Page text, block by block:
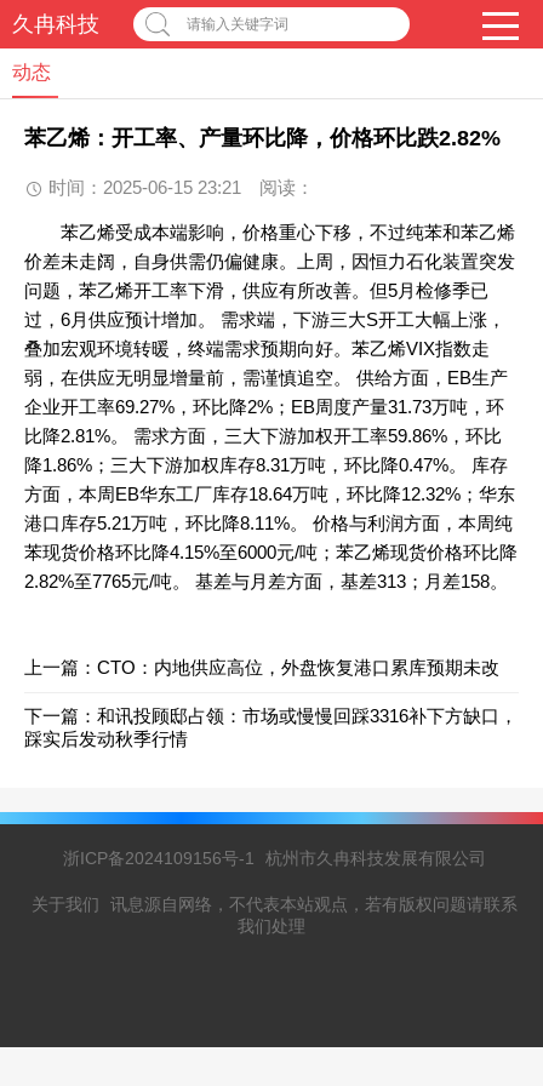
久冉科技 请输入关键字词
动态
苯乙烯：开工率、产量环比降，价格环比跌2.82%
时间：2025-06-15 23:21 阅读：
苯乙烯受成本端影响，价格重心下移，不过纯苯和苯乙烯
价差未走阔，自身供需仍偏健康。上周，因恒力石化装置突发
问题，苯乙烯开工率下滑，供应有所改善。但5月检修季已
过，6月供应预计增加。 需求端，下游三大S开工大幅上涨，
叠加宏观环境转暖，终端需求预期向好。苯乙烯VIX指数走
弱，在供应无明显增量前，需谨慎追空。 供给方面，EB生产
企业开工率69.27%，环比降2%；EB周度产量31.73万吨，环
比降2.81%。 需求方面，三大下游加权开工率59.86%，环比
降1.86%；三大下游加权库存8.31万吨，环比降0.47%。 库存
方面，本周EB华东工厂库存18.64万吨，环比降12.32%；华东
港口库存5.21万吨，环比降8.11%。 价格与利润方面，本周纯
苯现货价格环比降4.15%至6000元/吨；苯乙烯现货价格环比降
2.82%至7765元/吨。 基差与月差方面，基差313；月差158。
上一篇： CTO：内地供应高位，外盘恢复港口累库预期未改
下一篇： 和讯投顾邸占领：市场或慢慢回踩3316补下方缺口，
踩实后发动秋季行情
浙ICP备2024109156号-1 杭州市久冉科技发展有限公司
关于我们
讯息源自网络，不代表本站观点，若有版权问题请联系
我们处理